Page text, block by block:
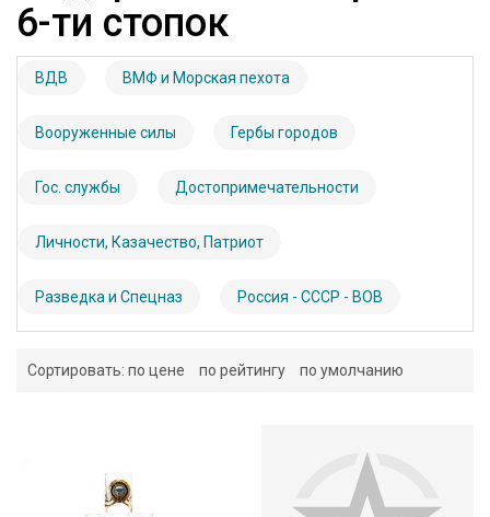
6-ти стопок
ВДВ ВМФ и Морская пехота
Вооруженные силы Гербы городов
Гос. службы Достопримечательности
Личности, Казачество, Патриот
Разведка и Спецназ Россия - СССР - ВОВ
Сортировать: по цене по рейтингу по умолчанию